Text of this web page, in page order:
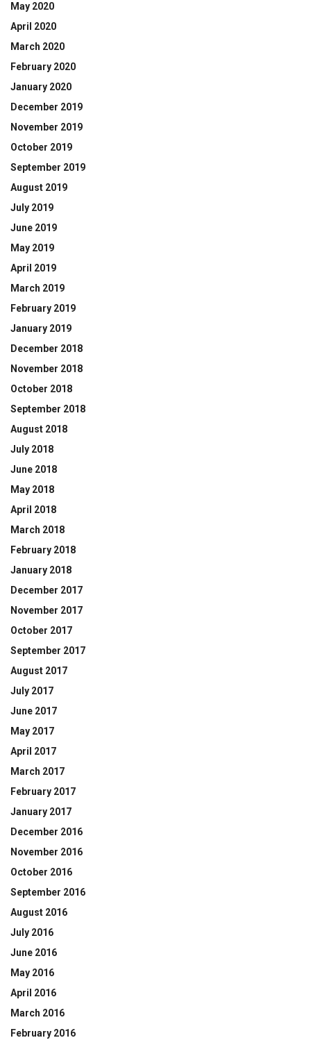
May 2020
April 2020
March 2020
February 2020
January 2020
December 2019
November 2019
October 2019
September 2019
August 2019
July 2019
June 2019
May 2019
April 2019
March 2019
February 2019
January 2019
December 2018
November 2018
October 2018
September 2018
August 2018
July 2018
June 2018
May 2018
April 2018
March 2018
February 2018
January 2018
December 2017
November 2017
October 2017
September 2017
August 2017
July 2017
June 2017
May 2017
April 2017
March 2017
February 2017
January 2017
December 2016
November 2016
October 2016
September 2016
August 2016
July 2016
June 2016
May 2016
April 2016
March 2016
February 2016